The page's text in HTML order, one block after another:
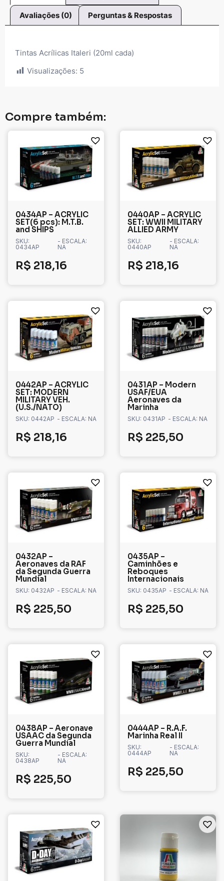
Avaliações (0) Perguntas & Respostas
Tintas Acrílicas Italeri (20ml cada)
Visualizações: 5
Compre também:
0434AP – ACRYLIC
SET(6 pcs): M.T.B.
and SHIPS
SKU:
0434AP
- ESCALA:
NA
R$ 218,16
0440AP – ACRYLIC
SET: WWII MILITARY
ALLIED ARMY
SKU:
0440AP
- ESCALA:
NA
R$ 218,16
0442AP – ACRYLIC
SET: MODERN
MILITARY VEH.
(U.S./NATO)
SKU: 0442AP - ESCALA: NA
R$ 218,16
0431AP – Modern
USAF/EUA
Aeronaves da
Marinha
SKU: 0431AP - ESCALA: NA
R$ 225,50
0432AP –
Aeronaves da RAF
da Segunda Guerra
Mundial
SKU: 0432AP - ESCALA: NA
R$ 225,50
0435AP –
Caminhões e
Reboques
Internacionais
SKU: 0435AP - ESCALA: NA
R$ 225,50
0438AP – Aeronave
USAAC da Segunda
Guerra Mundial
SKU:
0438AP
- ESCALA:
NA
R$ 225,50
0444AP – R.A.F.
Marinha Real II
SKU:
0444AP
- ESCALA:
NA
R$ 225,50